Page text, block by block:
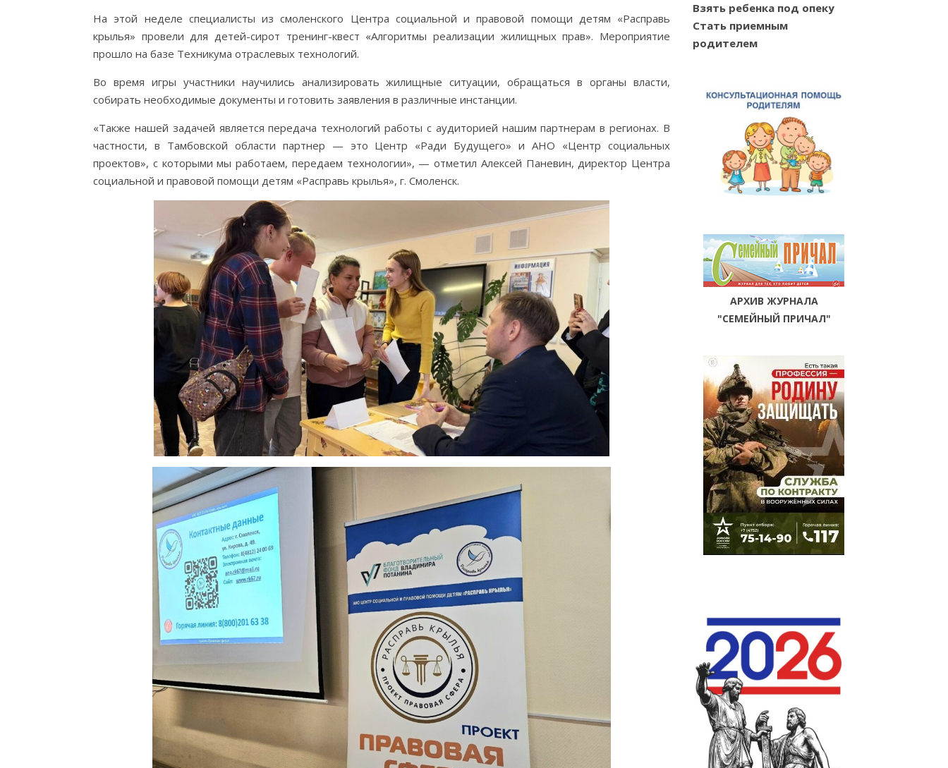
На этой неделе специалисты из смоленского Центра социальной и правовой помощи детям «Расправь
крылья» провели для детей-сирот тренинг-квест «Алгоритмы реализации жилищных прав». Мероприятие
прошло на базе Техникума отраслевых технологий.
Во время игры участники научились анализировать жилищные ситуации, обращаться в органы власти,
собирать необходимые документы и готовить заявления в различные инстанции.
«Также нашей задачей является передача технологий работы с аудиторией нашим партнерам в регионах. В
частности, в Тамбовской области партнер — это Центр «Ради Будущего» и АНО «Центр социальных
проектов», с которыми мы работаем, передаем технологии», — отметил Алексей Паневин, директор Центра
социальной и правовой помощи детям «Расправь крылья», г. Смоленск.
Взять ребенка под опеку
Стать приемным
родителем
АРХИВ ЖУРНАЛА
"СЕМЕЙНЫЙ ПРИЧАЛ"